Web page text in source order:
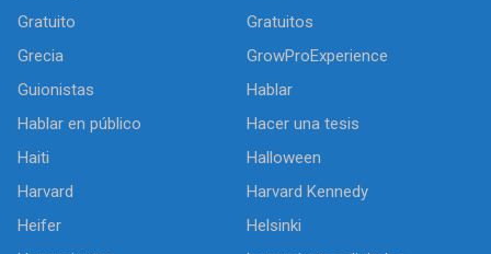
Gratuito
Gratuitos
Grecia
GrowProExperience
Guionistas
Hablar
Hablar en público
Hacer una tesis
Haiti
Halloween
Harvard
Harvard Kennedy
Heifer
Helsinki